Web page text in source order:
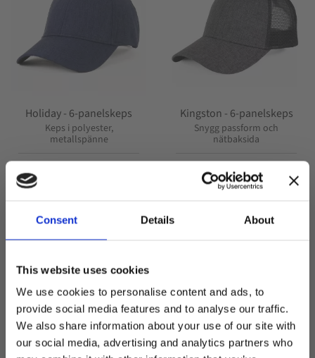
Consent Details About
This website uses cookies
We use cookies to personalise content and ads, to
provide social media features and to analyse our traffic.
We also share information about your use of our site with
our social media, advertising and analytics partners who
Holiday - 6-panelskeps
Keps i polyester,
metallspänne
Kingston - 6-panelskeps
Snygg passform och
nätbaksida
249,00kr
Lägg till i favoriter